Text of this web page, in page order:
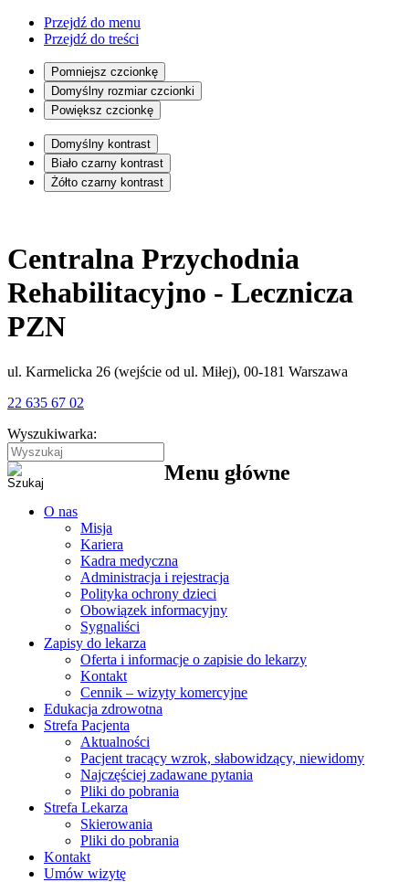
Przejdź do menu
Przejdź do treści
Pomniejsz czcionkę
Domyślny rozmiar czcionki
Powiększ czcionkę
Domyślny kontrast
Biało czarny kontrast
Żółto czarny kontrast
Centralna Przychodnia
Rehabilitacyjno - Lecznicza
PZN
ul. Karmelicka 26 (wejście od ul. Miłej), 00-181 Warszawa
22 635 67 02
Wyszukiwarka:
Menu główne
O nas
Misja
Kariera
Kadra medyczna
Administracja i rejestracja
Polityka ochrony dzieci
Obowiązek informacyjny
Sygnaliści
Zapisy do lekarza
Oferta i informacje o zapisie do lekarzy
Kontakt
Cennik – wizyty komercyjne
Edukacja zdrowotna
Strefa Pacjenta
Aktualności
Pacjent tracący wzrok, słabowidzący, niewidomy
Najczęściej zadawane pytania
Pliki do pobrania
Strefa Lekarza
Skierowania
Pliki do pobrania
Kontakt
Umów wizytę